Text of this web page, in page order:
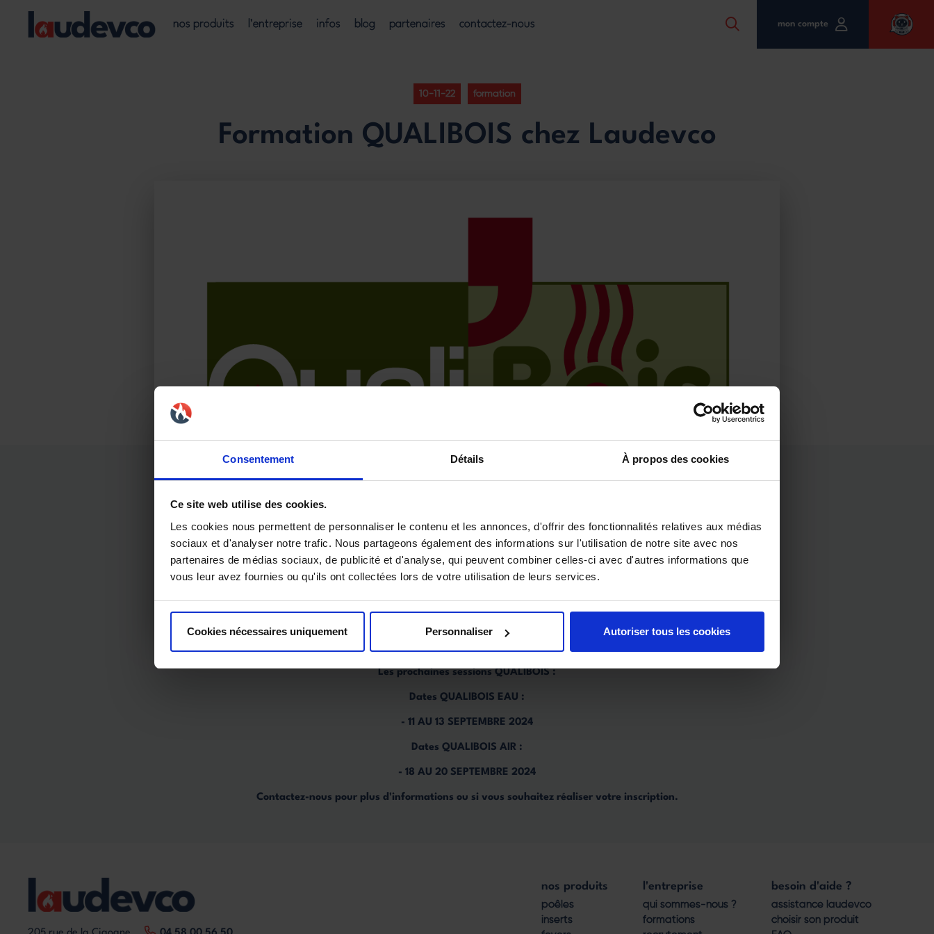
Consentement Détails À propos des cookies
Ce site web utilise des cookies.
Les cookies nous permettent de personnaliser le contenu et les annonces, d'offrir des fonctionnalités relatives aux médias
sociaux et d'analyser notre trafic. Nous partageons également des informations sur l'utilisation de notre site avec nos
partenaires de médias sociaux, de publicité et d'analyse, qui peuvent combiner celles-ci avec d'autres informations que
vous leur avez fournies ou qu'ils ont collectées lors de votre utilisation de leurs services.
Cookies nécessaires uniquement Personnaliser Autoriser tous les cookies
Main
nos produits l'entreprise infos blog partenaires contactez-nous mon compte
10-11-22 formation
Formation QUALIBOIS chez Laudevco
Les prochaines sessions QUALIBOIS :
Dates QUALIBOIS EAU :
- 11 AU 13 SEPTEMBRE 2024
Dates QUALIBOIS AIR :
- 18 AU 20 SEPTEMBRE 2024
Contactez-nous pour plus d'informations ou si vous souhaitez réaliser votre inscription.
nos produits
poêles
inserts
l'entreprise
qui sommes-nous ?
formations
besoin d'aide ?
assistance laudevco
choisir son produit